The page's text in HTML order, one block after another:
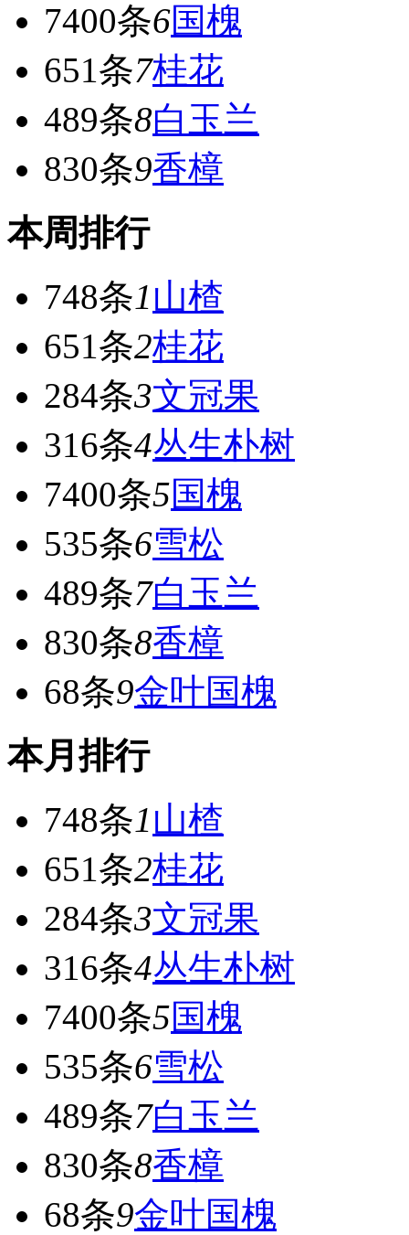
7400条6国槐
651条7桂花
489条8白玉兰
830条9香樟
本周排行
748条1山楂
651条2桂花
284条3文冠果
316条4丛生朴树
7400条5国槐
535条6雪松
489条7白玉兰
830条8香樟
68条9金叶国槐
本月排行
748条1山楂
651条2桂花
284条3文冠果
316条4丛生朴树
7400条5国槐
535条6雪松
489条7白玉兰
830条8香樟
68条9金叶国槐